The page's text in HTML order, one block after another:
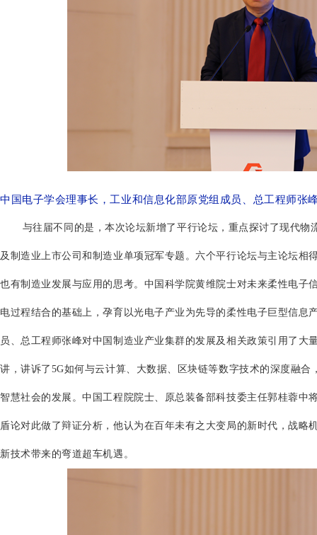
中国电子学会理事长，工业和信息化部原党组成员、总工程师张
与往届不同的是，本次论坛新增了平行论坛，重点探讨了现代物
及制造业上市公司和制造业单项冠军专题。六个平行论坛与主论坛
也有制造业发展与应用的思考。中国科学院黄维院士对未来柔性电
电过程结合的基础上，孕育以光电子产业为先导的柔性电子巨型信息
员、总工程师张峰对中国制造业产业集群的发展及相关政策引用了
讲，讲诉了5G如何与云计算、大数据、区块链等数字技术的深度融
智慧社会的发展。中国工程院院士、原总装备部科技委主任郭桂蓉
盾论对此做了辩证分析，他认为在百年未有之大变局的新时代，战
新技术带来的弯道超车机遇。